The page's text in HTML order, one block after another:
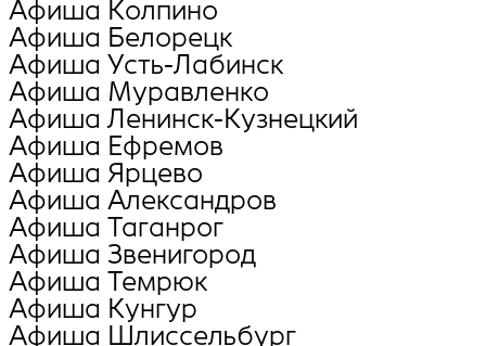
Афиша Колпино
Афиша Белорецк
Афиша Усть-Лабинск
Афиша Муравленко
Афиша Ленинск-Кузнецкий
Афиша Ефремов
Афиша Ярцево
Афиша Александров
Афиша Таганрог
Афиша Звенигород
Афиша Темрюк
Афиша Кунгур
Афиша Шлиссельбург